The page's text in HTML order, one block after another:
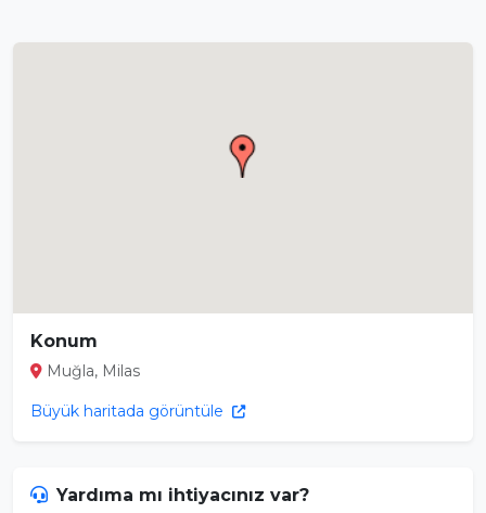
Konum
Muğla, Milas
Büyük haritada görüntüle
Yardıma mı ihtiyacınız var?